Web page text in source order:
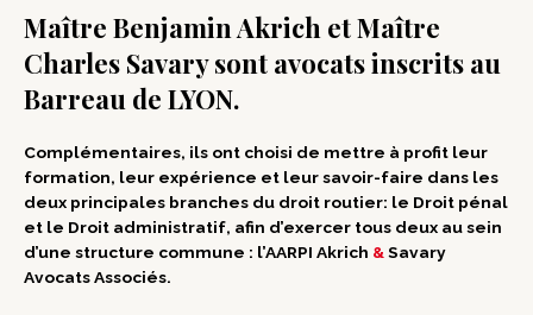
Maître Benjamin Akrich et Maître
Charles Savary sont avocats inscrits au
Barreau de LYON.
Complémentaires, ils ont choisi de mettre à profit leur
formation, leur expérience et leur savoir-faire dans les
deux principales branches du droit routier: le Droit pénal
et le Droit administratif, afin d’exercer tous deux au sein
d’une structure commune : l’AARPI Akrich & Savary
Avocats Associés.